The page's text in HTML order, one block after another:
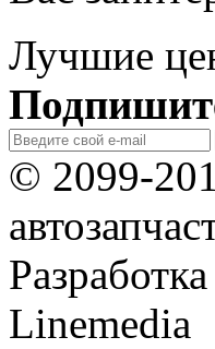
Лучшие
© 2099-
Linemedia